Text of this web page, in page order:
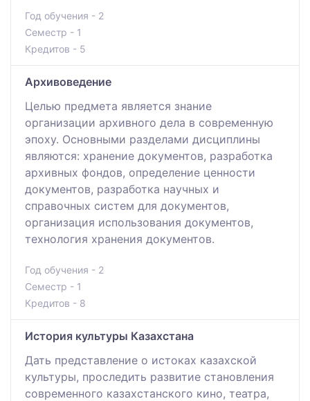
Год обучения - 2
Семестр - 1
Кредитов - 5
Архивоведение
Целью предмета является знание
организации архивного дела в современную
эпоху. Основными разделами дисциплины
являются: хранение документов, разработка
архивных фондов, определение ценности
документов, разработка научных и
справочных систем для документов,
организация использования документов,
технология хранения документов.
Год обучения - 2
Семестр - 1
Кредитов - 8
История культуры Казахстана
Дать представление о истоках казахской
культуры, проследить развитие становления
современного казахстанского кино, театра,